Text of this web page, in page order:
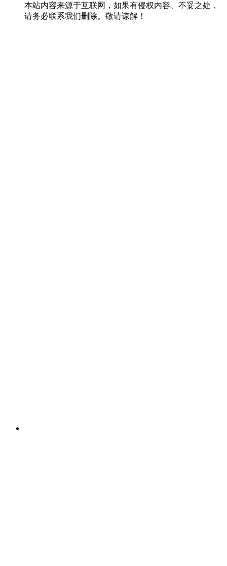
本站内容来源于互联网，如果有侵权内容、不妥之处，
请务必联系我们删除。敬请谅解！